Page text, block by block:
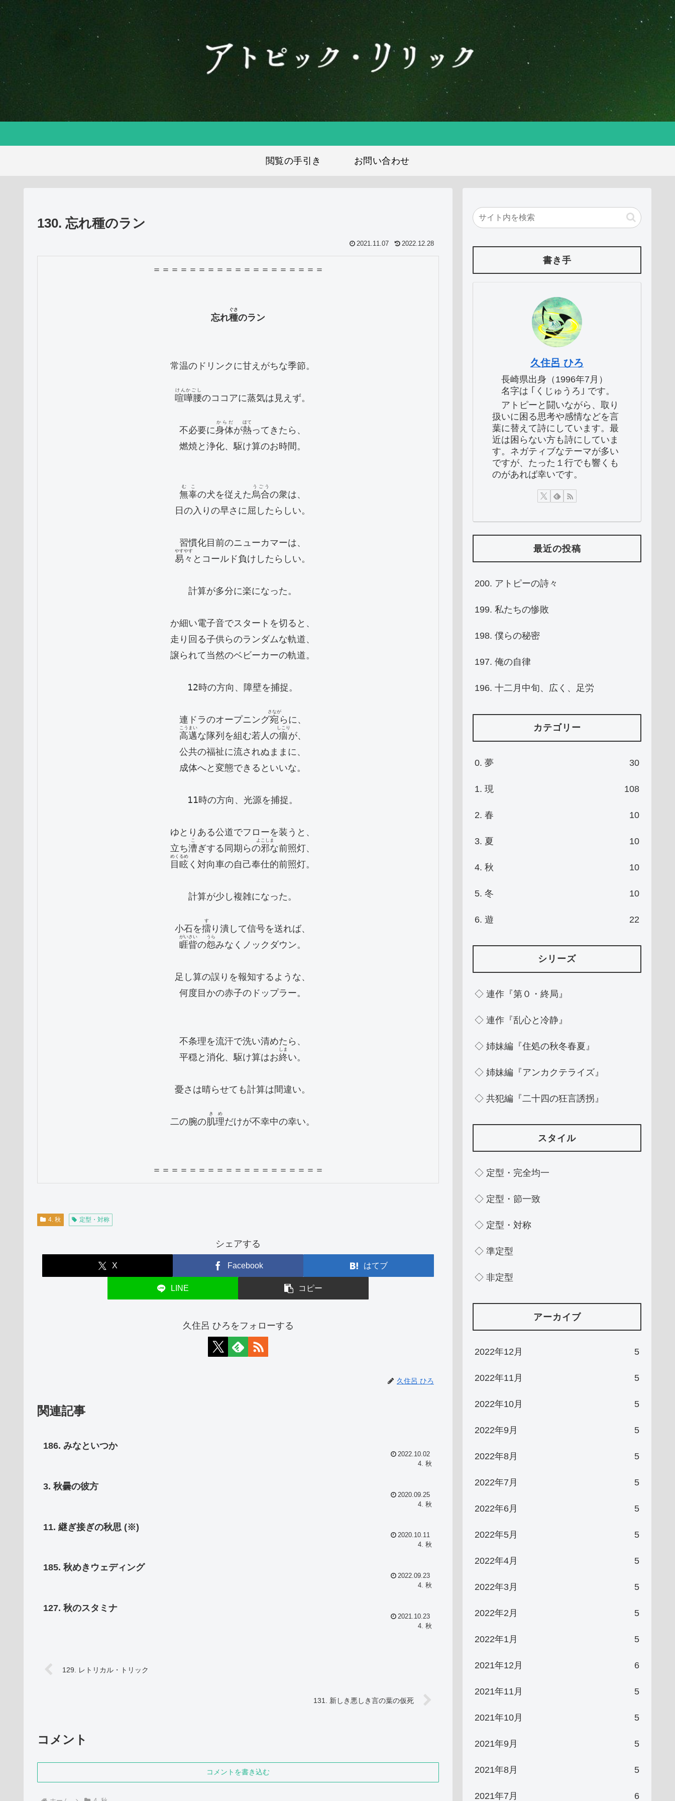
アトピック・リリック
閲覧の手引き お問い合わせ
130. 忘れ種のラン
2021.11.07 2022.12.28
＝＝＝＝＝＝＝＝＝＝＝＝＝＝＝＝＝＝＝
忘れ種
ぐさ
常温のドリンクに甘えがちな季節。
喧嘩腰
けんかごし
のココアに蒸気は見えず。
不必要に身体
からだ
が熱
ほて
ってきたら、
燃焼と浄化、駆け算のお時間。
無辜
むこ
の犬を従えた烏合
うごう
の衆は、
日の入りの早さに屈したらしい。
習慣化目前のニューカマーは、
易々
やすやす
とコールド負けしたらしい。
計算が多分に楽になった。
か細い電子音でスタートを切ると、
走り回る子供らのランダムな軌道、
譲られて当然のベビーカーの軌道。
12時の方向、障壁を捕捉。
連ドラのオープニング宛
さなが
らに、
高邁
こうまい
な隊列を組む若人の痼
しこり
が、
公共の福祉に流されぬままに、
成体へと変態できるといいな。
11時の方向、光源を捕捉。
ゆとりある公道でフローを装うと、
立ち漕
こ
ぎする同期らの邪な
よこしま
前照灯、
目眩
めくるめ
く対向車の自己奉仕的前照灯。
計算が少し複雑になった。
小石を擂
す
り潰して信号を送れば、
睚眥
がいさい
の怨
うら
みなくノックダウン。
足し算の誤りを報知するような、
何度目かの赤子のドップラー。
不条理を流汗で洗い清めたら、
平穏と消化、駆け算はお終
しま
い。
憂さは晴らせても計算は間違い。
二の腕の肌理
きめ
だけが不幸中の幸い。
＝＝＝＝＝＝＝＝＝＝＝＝＝＝＝＝＝＝＝
4. 秋 定型・対称
シェアする
X Facebook はてブ
LINE コピー
久住呂 ひろをフォローする
久住呂 ひろ
関連記事
186. みなといつか
2022.10.02
4. 秋
3. 秋曇の彼方
2020.09.25
4. 秋
11. 継ぎ接ぎの秋思 (※)
2020.10.11
4. 秋
185. 秋めきウェディング
2022.09.23
4. 秋
127. 秋のスタミナ
2021.10.23
4. 秋
129. レトリカル・トリック
131. 新しき悪しき言の葉の仮死
コメント
コメントを書き込む
書き手
久住呂 ひろ
長崎県出身（1996年7月）
名字は ｢くじゅうろ｣ です。
アトピーと闘いながら、取り
扱いに困る思考や感情などを言
葉に替えて詩にしています。最
近は困らない方も詩にしていま
す。ネガティブなテーマが多い
ですが、たった１行でも響くも
のがあれば幸いです。
最近の投稿
200. アトピーの詩々
199. 私たちの惨敗
198. 僕らの秘密
197. 俺の自律
196. 十二月中旬、広く、足労
カテゴリー
0. 夢 30
1. 現 108
2. 春 10
3. 夏 10
4. 秋 10
5. 冬 10
6. 遊 22
シリーズ
◇ 連作『第０・終局』
◇ 連作『乱心と冷静』
◇ 姉妹編『住処の秋冬春夏』
◇ 姉妹編『アンカクテライズ』
◇ 共犯編『二十四の狂言誘拐』
スタイル
◇ 定型・完全均一
◇ 定型・節一致
◇ 定型・対称
◇ 準定型
◇ 非定型
アーカイブ
2022年12月 5
2022年11月 5
2022年10月 5
2022年9月 5
2022年8月 5
2022年7月 5
2022年6月 5
2022年5月 5
2022年4月 5
2022年3月 5
2022年2月 5
2022年1月 5
2021年12月 6
2021年11月 5
2021年10月 5
2021年9月 5
2021年8月 5
2021年7月 6